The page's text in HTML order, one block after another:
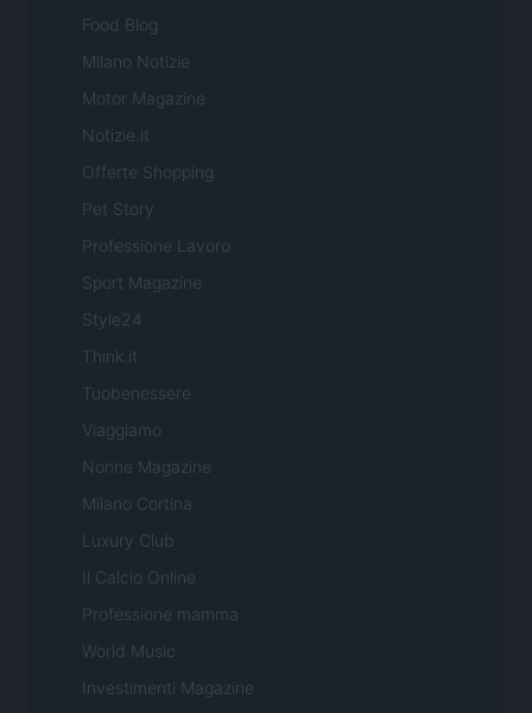
Food Blog
Milano Notizie
Motor Magazine
Notizie.it
Offerte Shopping
Pet Story
Professione Lavoro
Sport Magazine
Style24
Think.it
Tuobenessere
Viaggiamo
Nonne Magazine
Milano Cortina
Luxury Club
Il Calcio Online
Professione mamma
World Music
Investimenti Magazine